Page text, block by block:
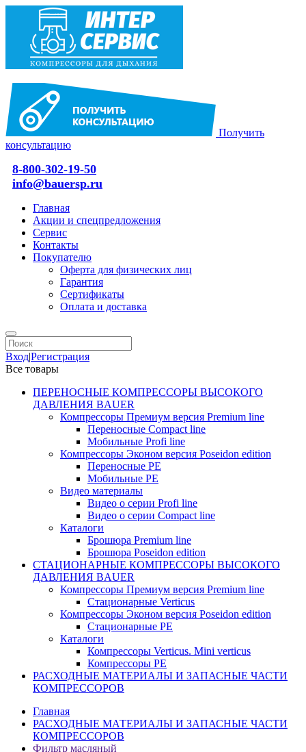
Получить
консультацию
8-800-302-19-50
info@bauersp.ru
Главная
Акции и спецпредложения
Сервис
Контакты
Покупателю
Оферта для физических лиц
Гарантия
Сертификаты
Оплата и доставка
Вход|Регистрация
Все товары
ПЕРЕНОСНЫЕ КОМПРЕССОРЫ ВЫСОКОГО
ДАВЛЕНИЯ BAUER
Компрессоры Премиум версия Premium line
Переносные Compact line
Мобильные Profi line
Компрессоры Эконом версия Poseidon edition
Переносные PE
Мобильные PE
Видео материалы
Видео о серии Profi line
Видео о серии Compact line
Каталоги
Брошюра Premium line
Брошюра Poseidon edition
СТАЦИОНАРНЫЕ КОМПРЕССОРЫ ВЫСОКОГО
ДАВЛЕНИЯ BAUER
Компрессоры Премиум версия Premium line
Стационарные Verticus
Компрессоры Эконом версия Poseidon edition
Стационарные PE
Каталоги
Компрессоры Verticus. Mini verticus
Компрессоры PE
РАСХОДНЫЕ МАТЕРИАЛЫ И ЗАПАСНЫЕ ЧАСТИ
КОМПРЕССОРОВ
Главная
РАСХОДНЫЕ МАТЕРИАЛЫ И ЗАПАСНЫЕ ЧАСТИ
КОМПРЕССОРОВ
Фильтр масляный